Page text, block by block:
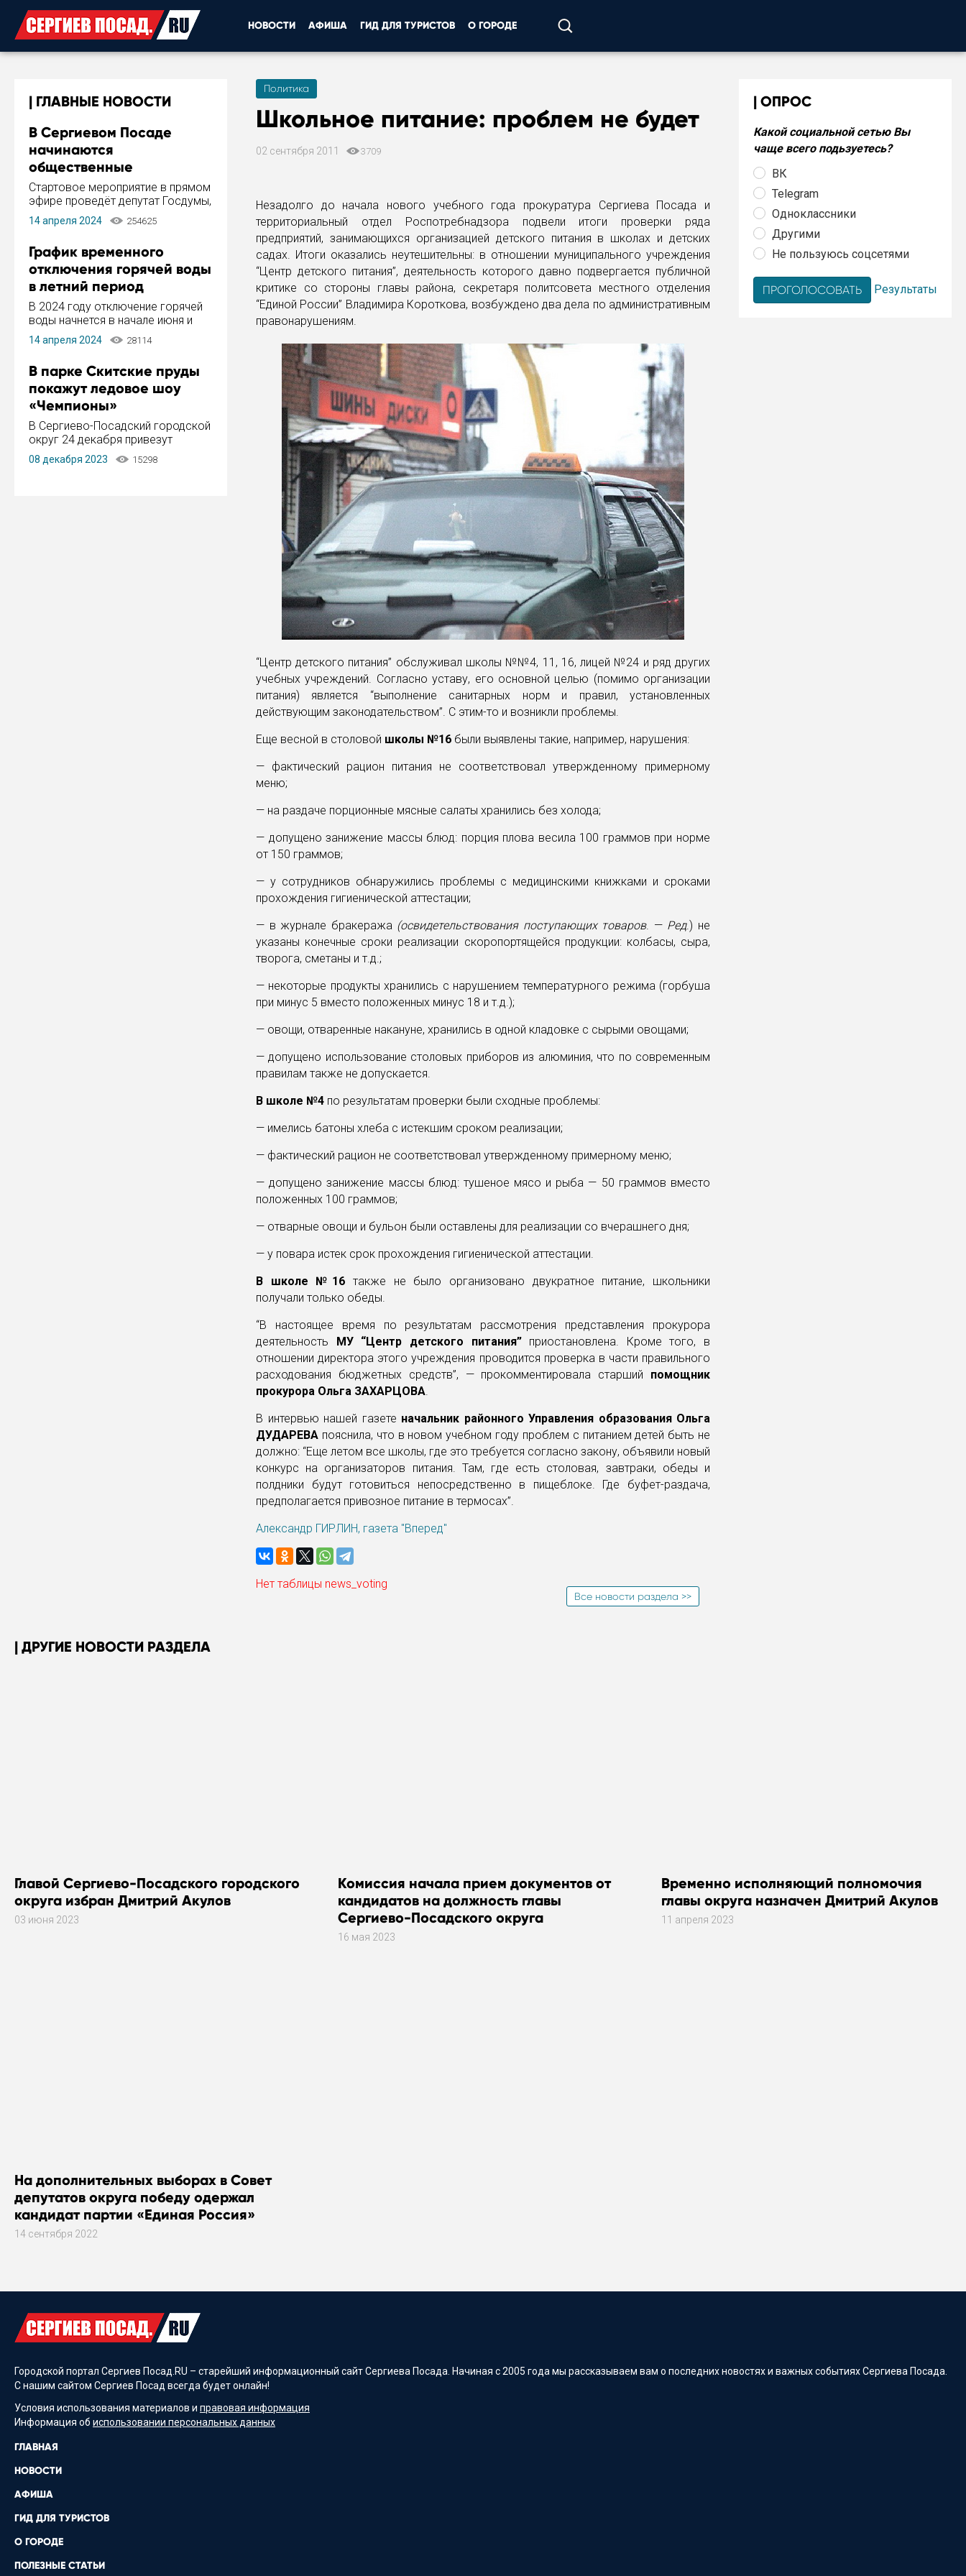
НОВОСТИ АФИША ГИД ДЛЯ ТУРИСТОВ О ГОРОДЕ
ГЛАВНЫЕ НОВОСТИ
В Сергиевом Посаде
начинаются
общественные
обсуждения Стратегии
развития города
Стартовое мероприятие в прямом
эфире проведёт депутат Госдумы,
инициатор и автор Концепции
развития Сергиева Посада и
Пахомов.
14 апреля 2024 254625
График временного
отключения горячей воды
в летний период
В 2024 году отключение горячей
воды начнется в начале июня и
завершится в конце августа.
Период отключения составит не
14 апреля 2024 28114
В парке Скитские пруды
покажут ледовое шоу
«Чемпионы»
В Сергиево-Посадский городской
округ 24 декабря привезут
ледовый тур «Чемпионы»
заслуженного мастера спорта,
08 декабря 2023 15298
Политика
Школьное питание: проблем не будет
02 сентября 2011 3709
Незадолго до начала нового учебного года прокуратура Сергиева Посада и
территориальный отдел Роспотребнадзора подвели итоги проверки ряда
предприятий, занимающихся организацией детского питания в школах и детских
садах. Итоги оказались неутешительны: в отношении муниципального учреждения
“Центр детского питания”, деятельность которого давно подвергается публичной
критике со стороны главы района, секретаря политсовета местного отделения
“Единой России” Владимира Короткова, возбуждено два дела по административным
правонарушениям.
“Центр детского питания” обслуживал школы №№4, 11, 16, лицей №24 и ряд других
учебных учреждений. Согласно уставу, его основной целью (помимо организации
питания) является “выполнение санитарных норм и правил, установленных
действующим законодательством”. С этим-то и возникли проблемы.
Еще весной в столовой школы №16 были выявлены такие, например, нарушения:
— фактический рацион питания не соответствовал утвержденному примерному
меню;
— на раздаче порционные мясные салаты хранились без холода;
— допущено занижение массы блюд: порция плова весила 100 граммов при норме
от 150 граммов;
— у сотрудников обнаружились проблемы с медицинскими книжками и сроками
прохождения гигиенической аттестации;
— в журнале бракеража (освидетельствования поступающих товаров. — Ред.) не
указаны конечные сроки реализации скоропортящейся продукции: колбасы, сыра,
творога, сметаны и т.д.;
— некоторые продукты хранились с нарушением температурного режима (горбуша
при минус 5 вместо положенных минус 18 и т.д.);
— овощи, отваренные накануне, хранились в одной кладовке с сырыми овощами;
— допущено использование столовых приборов из алюминия, что по современным
правилам также не допускается.
В школе №4 по результатам проверки были сходные проблемы:
— имелись батоны хлеба с истекшим сроком реализации;
— фактический рацион не соответствовал утвержденному примерному меню;
— допущено занижение массы блюд: тушеное мясо и рыба — 50 граммов вместо
положенных 100 граммов;
— отварные овощи и бульон были оставлены для реализации со вчерашнего дня;
— у повара истек срок прохождения гигиенической аттестации.
В школе №16 также не было организовано двукратное питание, школьники
получали только обеды.
“В настоящее время по результатам рассмотрения представления прокурора
деятельность МУ “Центр детского питания” приостановлена. Кроме того, в
отношении директора этого учреждения проводится проверка в части правильного
расходования бюджетных средств”, — прокомментировала старший помощник
прокурора Ольга ЗАХАРЦОВА.
В интервью нашей газете начальник районного Управления образования Ольга
ДУДАРЕВА пояснила, что в новом учебном году проблем с питанием детей быть не
должно: “Еще летом все школы, где это требуется согласно закону, объявили новый
конкурс на организаторов питания. Там, где есть столовая, завтраки, обеды и
полдники будут готовиться непосредственно в пищеблоке. Где буфет-раздача,
предполагается привозное питание в термосах”.
Александр ГИРЛИН, газета "Вперед"
Нет таблицы news_voting
Все новости раздела >>
ОПРОС
Какой социальной сетью Вы
чаще всего подьзуетесь?
ВК
Telegram
Одноклассники
Другими
Не пользуюсь соцсетями
Результаты
ДРУГИЕ НОВОСТИ РАЗДЕЛА
Главой Сергиево-Посадского городского
округа избран Дмитрий Акулов
03 июня 2023
Комиссия начала прием документов от
кандидатов на должность главы
Сергиево-Посадского округа
16 мая 2023
Временно исполняющий полномочия
главы округа назначен Дмитрий Акулов
11 апреля 2023
На дополнительных выборах в Совет
депутатов округа победу одержал
кандидат партии «Единая Россия»
14 сентября 2022
Городской портал Сергиев Посад.RU – старейший информационный сайт Сергиева Посада. Начиная с 2005 года мы рассказываем вам о последних новостях и важных событиях Сергиева Посада.
С нашим сайтом Сергиев Посад всегда будет онлайн!
Условия использования материалов и правовая информация
Информация об использовании персональных данных
ГЛАВНАЯ
НОВОСТИ
АФИША
ГИД ДЛЯ ТУРИСТОВ
О ГОРОДЕ
ПОЛЕЗНЫЕ СТАТЬИ